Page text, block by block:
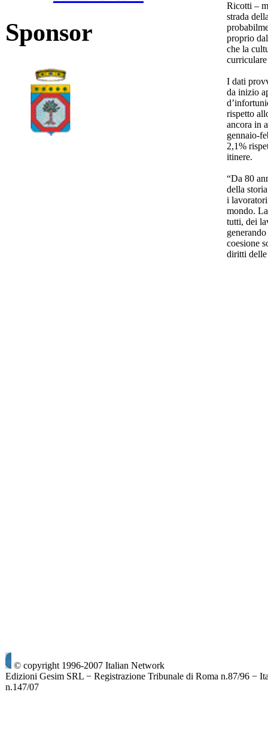
Sponsor
Ricotti –
strada
proprio
che la
I dati
da inizio
rispetto
ancora in
gennaio-
2,1%
itinere.
“Da 80
della
i
mondo.
tutti, dei
coesione
diritti
© copyright 1996-2007 Italian Network
Edizioni Gesim SRL − Registrazione Tribunale di Roma n.87/96 −
n.147/07